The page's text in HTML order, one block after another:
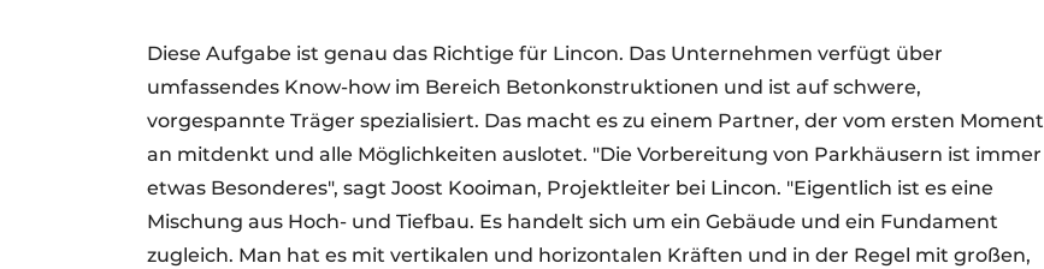
Diese Aufgabe ist genau das Richtige für Lincon. Das Unternehmen verfügt über
umfassendes Know-how im Bereich Betonkonstruktionen und ist auf schwere,
vorgespannte Träger spezialisiert. Das macht es zu einem Partner, der vom ersten Moment
an mitdenkt und alle Möglichkeiten auslotet. "Die Vorbereitung von Parkhäusern ist immer
etwas Besonderes", sagt Joost Kooiman, Projektleiter bei Lincon. "Eigentlich ist es eine
Mischung aus Hoch- und Tiefbau. Es handelt sich um ein Gebäude und ein Fundament
zugleich. Man hat es mit vertikalen und horizontalen Kräften und in der Regel mit großen,